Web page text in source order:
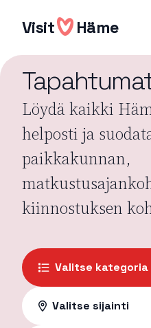
sisältöön
Visit Häme
Löydä kaikki
helposti ja
paikkakunnan,
kiinnostuksen
Valitse kategoria
Valitse sijainti